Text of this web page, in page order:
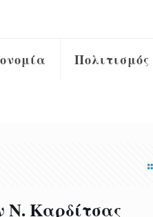
Πολιτισμός
Καρδίτσας